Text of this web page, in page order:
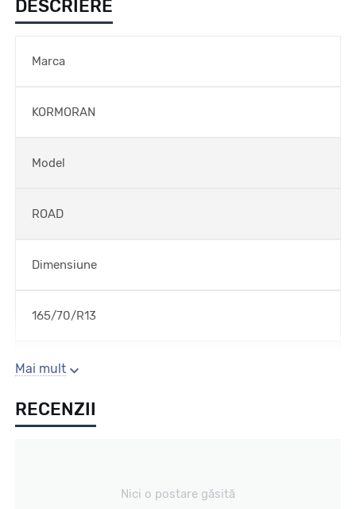
DESCRIERE
Marca
KORMORAN
Model
ROAD
Dimensiune
165/70/R13
Sezon
Vara
Mai mult
RECENZII
Nici o postare găsită